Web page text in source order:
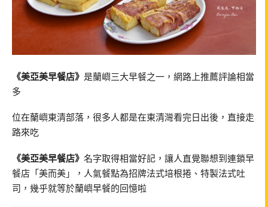
《美亞美早餐店》 是蘭嶼三大早餐之一，網路上推薦評論相當
多
位在蘭嶼東清部落，很多人都是在東清灣看完日出後，直接走
路來吃
《美亞美早餐店》 名字取得相當好記，讓人直覺聯想到連鎖早
餐店「美而美」，人氣餐點為招牌法式培根捲、特製法式吐
司，幾乎就等於蘭嶼早餐的回憶啦